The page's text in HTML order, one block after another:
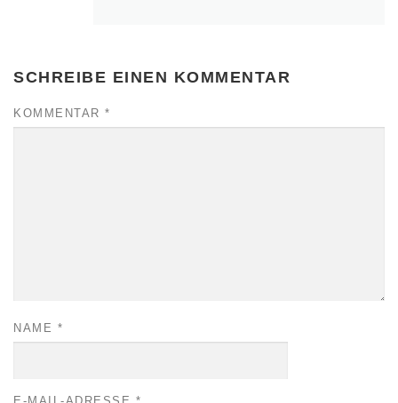
SCHREIBE EINEN KOMMENTAR
KOMMENTAR *
NAME *